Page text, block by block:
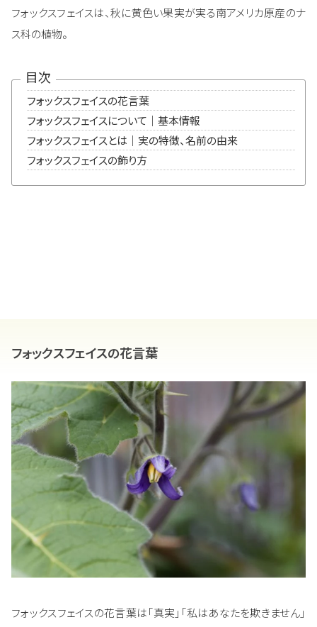
フォックスフェイスは、秋に黄色い果実が実る南アメリカ原産のナ
ス科の植物。
目次
フォックスフェイスの花言葉
フォックスフェイスについて｜基本情報
フォックスフェイスとは｜実の特徴、名前の由来
フォックスフェイスの飾り方
フォックスフェイスの花言葉
フォックスフェイスの花言葉は「真実」「私はあなたを欺きません」